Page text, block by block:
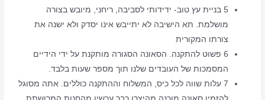
5 בניית עץ טוב- ידידותי לסביבה, ריחני, מיובש בצורה
מושלמת. תא הישיבה לא יתייבש אינו יסדק ולא ישנה את
צורתו המקורית
6 פשוט להתקנה. הסאונה הסגורה מותקנת על ידי הידיים
המסמכות של העובדים שלנו תוך מספר שעות בלבד.
7 עלות שווה לכל כיס, המשלוח וההתקנה כוללים. אתה מסוגל